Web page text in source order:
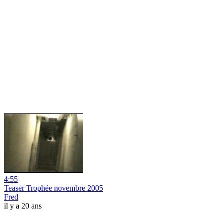
4:55
Teaser Trophée novembre 2005
Fred
il y a 20 ans